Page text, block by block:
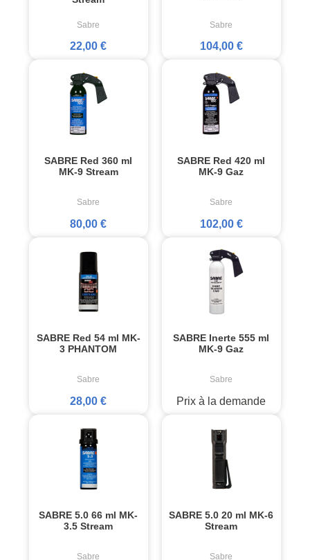
Sabre
22,00 €
Sabre
104,00 €
SABRE Red 360 ml
MK-9 Stream
Sabre
80,00 €
SABRE Red 420 ml
MK-9 Gaz
Sabre
102,00 €
SABRE Red 54 ml MK-
3 PHANTOM
Sabre
28,00 €
SABRE Inerte 555 ml
MK-9 Gaz
Sabre
Prix à la demande
SABRE 5.0 66 ml MK-
3.5 Stream
Sabre
SABRE 5.0 20 ml MK-6
Stream
Sabre